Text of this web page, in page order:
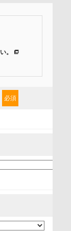
。
提供やご案
の収集目
利について
ないよう
必須